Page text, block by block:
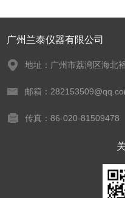
广州兰泰仪器有限公司
地址：广州市荔湾区海北
邮箱：
传真：86-020-81509478